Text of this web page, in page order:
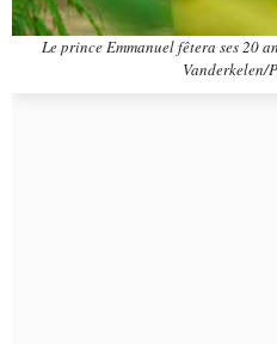
Le prince Emmanuel fêtera ses 20
Vanderkelen/